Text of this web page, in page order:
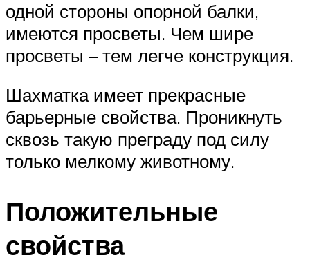
одной стороны опорной балки,
имеются просветы. Чем шире
просветы – тем легче конструкция.
Шахматка имеет прекрасные
барьерные свойства. Проникнуть
сквозь такую преграду под силу
только мелкому животному.
Положительные
свойства